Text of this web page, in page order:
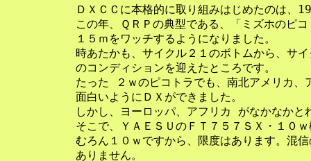
ＤＸＣＣに本格的に取り組みはじめたのは、
この年、ＱＲＰの典型である、「ミズホのピ
    １５ｍをワッチするようになりました。
時あたかも、サイクル２１のボトムから、サ
    のコンディションを迎えたところです。
たった ２ｗのピコトラでも、南北アメリカ、
    面白いようにＤＸができました。
しかし、ヨーロッパ、アフリカ がなかなかと
そこで、ＹＡＥＳＵのＦＴ７５７ＳＸ・１０
むろん１０ｗですから、限度はあります。混
    ありません。